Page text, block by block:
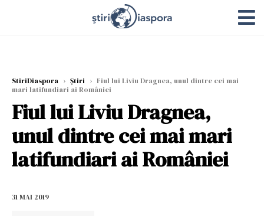
StiriDiaspora › Știri › Fiul lui Liviu Dragnea, unul dintre cei mai
mari latifundiari ai României
Fiul lui Liviu Dragnea,
unul dintre cei mai mari
latifundiari ai României
31 MAI 2019